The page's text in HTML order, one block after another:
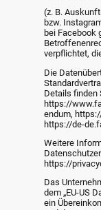
(z. B.
bzw.
bei Facebook
verpflichtet,
Die
Details finden
https://
endum,
https://de-
Weitere
https://
Das
dem „EU-US
ein